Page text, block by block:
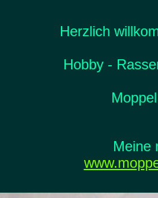
Herzlich
Hobby -
Meine